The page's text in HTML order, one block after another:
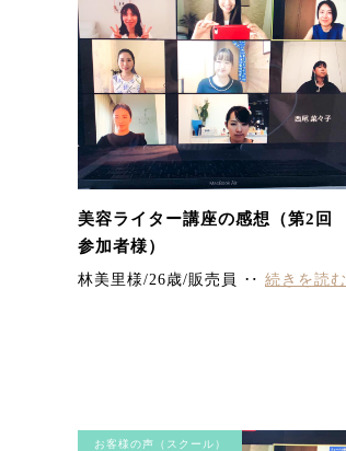
美容ライター講座の感想（第2回
参加者様）
林美里様/26歳/販売員 ‥ 続きを読む
お客様の声（スクール）